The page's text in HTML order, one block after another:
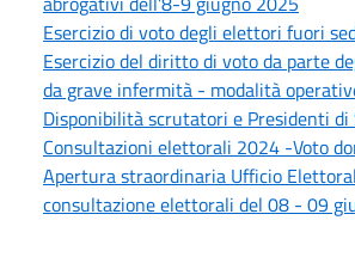
Esercizio di voto degli elettori fuori
Esercizio del diritto di voto da parte
da grave infermità - modalità
Disponibilità scrutatori e Presidenti di
Consultazioni elettorali 2024 -Voto
Apertura straordinaria Ufficio
consultazione elettorali del 08 - 09